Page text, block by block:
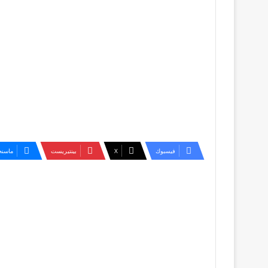
فيسبوك ‫X بينتيريست